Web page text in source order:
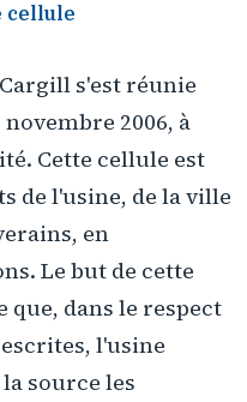
cellule
s'est réunie
2006, à
Cette cellule est
de l'usine, de la ville
en
Le but de cette
que, dans le respect
l'usine
source les